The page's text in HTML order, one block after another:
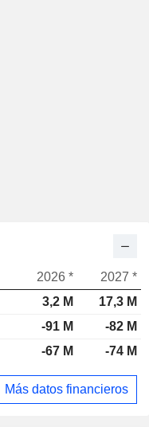
2026 *
2027 *
3,2 M
17,3 M
-91 M
-82 M
-67 M -74 M
Más datos financieros